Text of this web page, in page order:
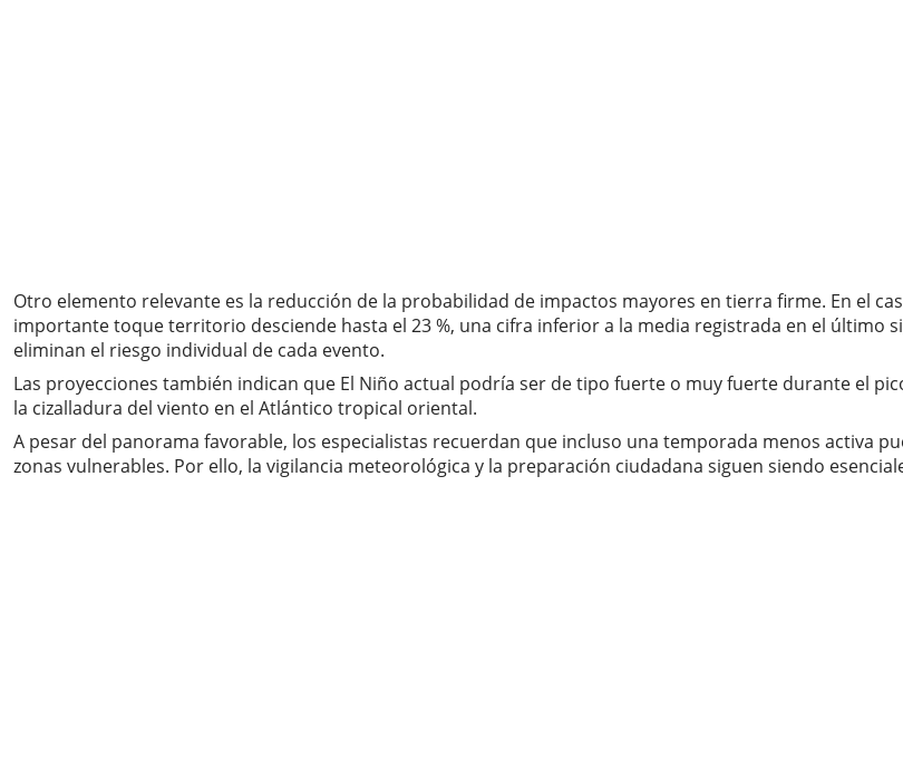
Otro elemento relevante es la reducción de la probabilidad de impactos mayores en tierra firme. En el
importante toque territorio desciende hasta el 23 %, una cifra inferior a la media registrada en el último
eliminan el riesgo individual de cada evento.
Las proyecciones también indican que El Niño actual podría ser de tipo fuerte o muy fuerte durante el
la cizalladura del viento en el Atlántico tropical oriental.
A pesar del panorama favorable, los especialistas recuerdan que incluso una temporada menos activa
zonas vulnerables. Por ello, la vigilancia meteorológica y la preparación ciudadana siguen siendo